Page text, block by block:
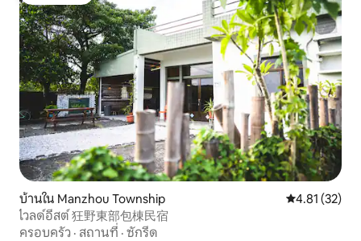
บ้านใน Manzhou Township คะแนนเฉลี่ย
4.81 (32)
ไวลด์อีสต์ 狂野東部包棟民宿
ครอบครัว · สถานที่ · ซักรีด